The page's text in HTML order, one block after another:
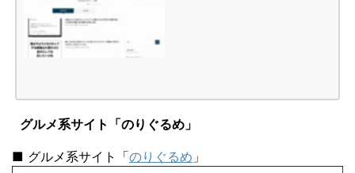
グルメ系サイト「のりぐるめ」
■ グルメ系サイト「のりぐるめ 」